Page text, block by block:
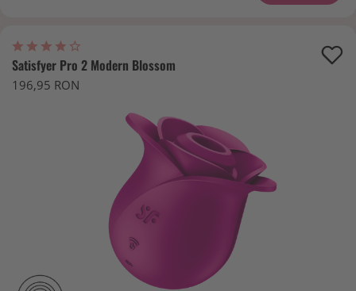
Satisfyer Pro 2 Modern Blossom
196,95 RON